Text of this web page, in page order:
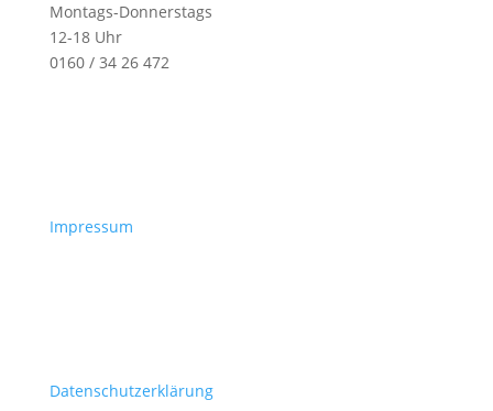
Montags-Donnerstags
12-18 Uhr
0160 / 34 26 472
Impressum
Datenschutzerklärung